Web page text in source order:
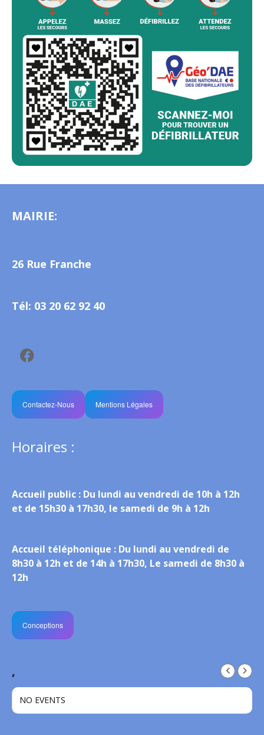
MAIRIE:
26 Rue Franche
Tél: 03 20 62 92 40
Contactez-Nous Mentions Légales
Horaires :
Accueil public : Du lundi au vendredi de 10h à 12h
et de 15h30 à 17h30, le samedi de 9h à 12h
Accueil téléphonique : Du lundi au vendredi de
8h30 à 12h et de 14h à 17h30, Le samedi de 8h30 à
12h
Conceptions
,
NO EVENTS